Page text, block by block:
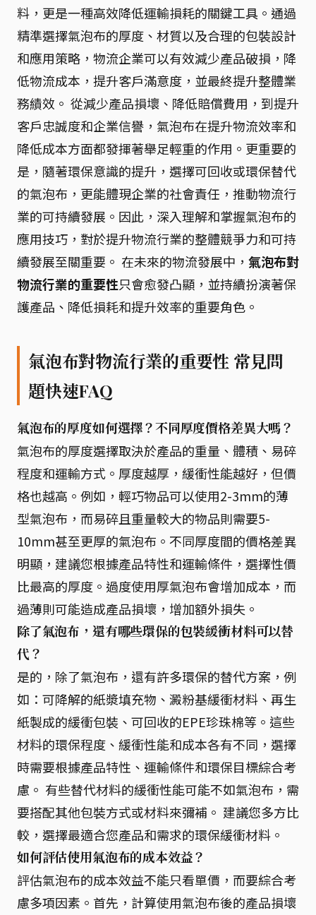
料，更是一種高效降低運輸損耗的關鍵工具。通過
精準選擇氣泡布的厚度、材質以及合理的包裝設計
和應用策略，物流企業可以有效減少產品破損，降
低物流成本，提升客戶滿意度，並最終提升整體業
務績效。 從減少產品損壞、降低賠償費用，到提升
客戶忠誠度和企業信譽，氣泡布在提升物流效率和
降低成本方面都發揮著舉足輕重的作用。更重要的
是，隨著環保意識的提升，選擇可回收或環保替代
的氣泡布，更能體現企業的社會責任，推動物流行
業的可持續發展。因此，深入理解和掌握氣泡布的
應用技巧，對於提升物流行業的整體競爭力和可持
續發展至關重要。 在未來的物流發展中， 氣泡布對
物流行業的重要性只會愈發凸顯，並持續扮演著保
護產品、降低損耗和提升效率的重要角色。
氣泡布對物流行業的重要性 常見問
題快速FAQ
氣泡布的厚度如何選擇？不同厚度價格差異大嗎？
氣泡布的厚度選擇取決於產品的重量、體積、易碎
程度和運輸方式。厚度越厚，緩衝性能越好，但價
格也越高。例如，輕巧物品可以使用2-3mm的薄
型氣泡布，而易碎且重量較大的物品則需要5-
10mm甚至更厚的氣泡布。不同厚度間的價格差異
明顯，建議您根據產品特性和運輸條件，選擇性價
比最高的厚度。過度使用厚氣泡布會增加成本，而
過薄則可能造成產品損壞，增加額外損失。
除了氣泡布，還有哪些環保的包裝緩衝材料可以替
代？
是的，除了氣泡布，還有許多環保的替代方案，例
如：可降解的紙漿填充物、澱粉基緩衝材料、再生
紙製成的緩衝包裝、可回收的EPE珍珠棉等。這些
材料的環保程度、緩衝性能和成本各有不同，選擇
時需要根據產品特性、運輸條件和環保目標綜合考
慮。 有些替代材料的緩衝性能可能不如氣泡布，需
要搭配其他包裝方式或材料來彌補。 建議您多方比
較，選擇最適合您產品和需求的環保緩衝材料。
如何評估使用氣泡布的成本效益？
評估氣泡布的成本效益不能只看單價，而要綜合考
慮多項因素。首先，計算使用氣泡布後的產品損壞